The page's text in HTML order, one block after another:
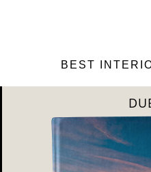
BEST